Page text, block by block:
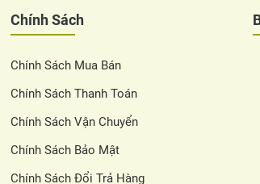
Chính Sách
Chính Sách Mua Bán
Chính Sách Thanh Toán
Chính Sách Vận Chuyển
Chính Sách Bảo Mật
Chính Sách Đổi Trả Hàng